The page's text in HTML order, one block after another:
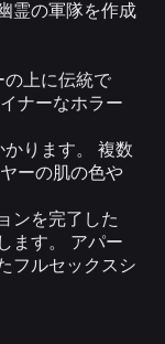
霊の軍隊を作成
の上に伝統で
ナーなホラー
ります。 複数
ーの肌の色や
ンを完了した
ます。 アパー
フルセックスシ